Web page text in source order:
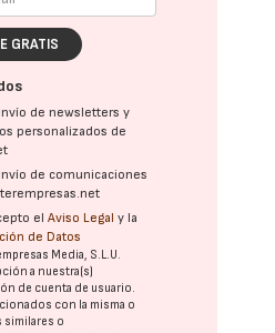
GRATIS
de newsletters y
personalizados de
de comunicaciones
elAviso Legal y la
de Datos
Media, S.L.U.
a nuestra(s)
de cuenta de usuario.
con la misma o
similares o